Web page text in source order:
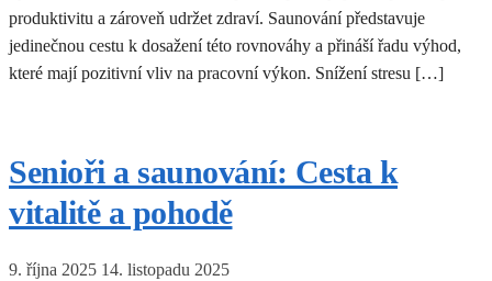
produktivitu a zároveň udržet zdraví. Saunování představuje
jedinečnou cestu k dosažení této rovnováhy a přináší řadu výhod,
které mají pozitivní vliv na pracovní výkon. Snížení stresu […]
Senioři a saunování: Cesta k
vitalitě a pohodě
9. října 2025 14. listopadu 2025